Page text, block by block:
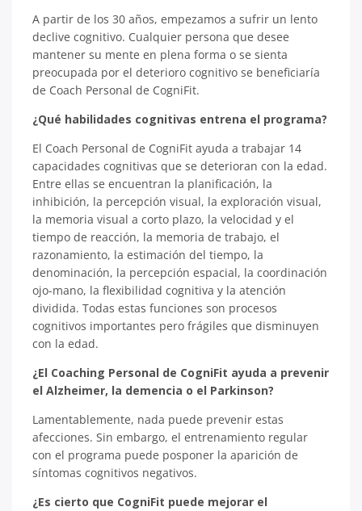
A partir de los 30 años, empezamos a sufrir un lento
declive cognitivo. Cualquier persona que desee
mantener su mente en plena forma o se sienta
preocupada por el deterioro cognitivo se beneficiaría
de Coach Personal de CogniFit.
¿Qué habilidades cognitivas entrena el programa?
El Coach Personal de CogniFit ayuda a trabajar 14
capacidades cognitivas que se deterioran con la edad.
Entre ellas se encuentran la planificación, la
inhibición, la percepción visual, la exploración visual,
la memoria visual a corto plazo, la velocidad y el
tiempo de reacción, la memoria de trabajo, el
razonamiento, la estimación del tiempo, la
denominación, la percepción espacial, la coordinación
ojo-mano, la flexibilidad cognitiva y la atención
dividida. Todas estas funciones son procesos
cognitivos importantes pero frágiles que disminuyen
con la edad.
¿El Coaching Personal de CogniFit ayuda a prevenir
el Alzheimer, la demencia o el Parkinson?
Lamentablemente, nada puede prevenir estas
afecciones. Sin embargo, el entrenamiento regular
con el programa puede posponer la aparición de
síntomas cognitivos negativos.
¿Es cierto que CogniFit puede mejorar el